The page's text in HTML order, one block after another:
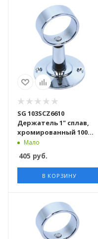
SG 103SCZ6610
Держатель 1" сплав,
хромированный 100
шт/кор
Мало
405 руб.
В КОРЗИНУ